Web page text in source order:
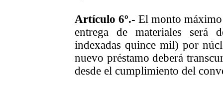
Artículo 6º.- El monto
entrega de materiales será
indexadas quince mil) por
nuevo préstamo deberá
desde el cumplimiento del